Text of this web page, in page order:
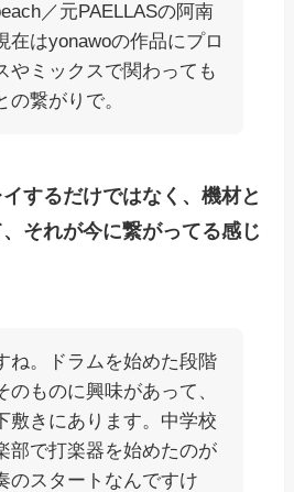
／元PAELLASの阿南
在はyonawoの作品にプロ
やミックスで関わっても
の繋がりで。
するだけではなく、機材と
それが今に繋がってる感じ
ね。ドラムを始めた段階
のものに興味があって、
敷きにあります。中学校
部で打楽器を始めたのが
のスタートなんですけ